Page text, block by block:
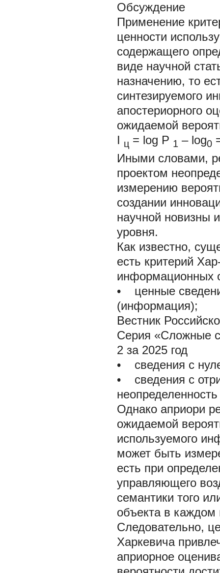
Обсуждение
Применение
ценности
содержащего
виде научной
назначению, то
синтезируемого
апостериорного
ожидаемой
I ц = log P 1 – log0
Иными словами,
проектом
измерению
создании
научной новизны
уровня.
Как известно,
есть критерий
информационных
•
ценные
(информация);
Вестник
Серия «Сложные
2 за 2025 год
•
сведения с
•
сведения с
Однако априори
ожидаемой
используемого
может быть
есть при
управляющего
семантики того
объекта в каждом
Следовательно,
Харкевича
априорное